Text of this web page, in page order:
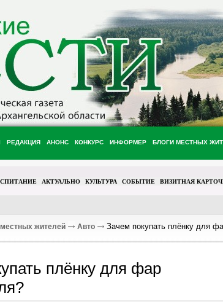
РЕДАКЦИЯ АНОНС КОНКУРС ИНФОРМЕР БЛОГИ МЕСТНЫХ
АКТУАЛЬНО КУЛЬТУРА СОБЫТИЕ ВИЗИТНАЯ
жителей Авто
Зачем покупать плёнку для
плёнку для фар